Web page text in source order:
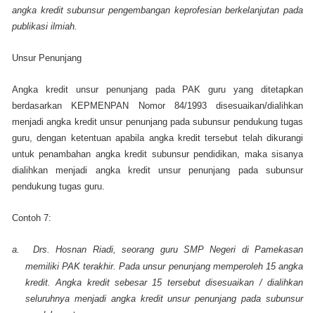
angka kredit subunsur pengembangan keprofesian berkelanjutan pada
publikasi ilmiah.
Unsur Penunjang
Angka kredit unsur penunjang pada PAK guru yang ditetapkan
berdasarkan KEPMENPAN Nomor 84/1993 disesuaikan/dialihkan
menjadi angka kredit unsur penunjang pada subunsur pendukung tugas
guru, dengan ketentuan apabila angka kredit tersebut telah dikurangi
untuk penambahan angka kredit subunsur pendidikan, maka sisanya
dialihkan menjadi angka kredit unsur penunjang pada subunsur
pendukung tugas guru.
Contoh 7:
a.
Drs. Hosnan Riadi, seorang guru SMP Negeri di Pamekasan
memiliki PAK terakhir. Pada unsur penunjang memperoleh 15 angka
kredit. Angka kredit sebesar 15 tersebut disesuaikan / dialihkan
seluruhnya menjadi angka kredit unsur penunjang pada subunsur